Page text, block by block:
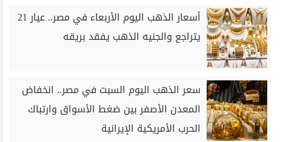
أسعار الذهب اليوم الأربعاء في مصر.. عيار 21
يتراجع والجنيه الذهب يفقد بريقه
سعر الذهب اليوم السبت في مصر.. انخفاض
المعدن الأصفر بين ضغط الأسواق وارتباك
الحرب الأمريكية الإيرانية